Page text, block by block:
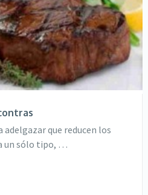
que reducen los
un sólo tipo, …